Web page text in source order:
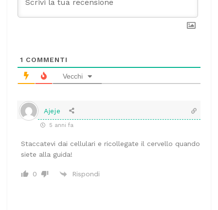
1 COMMENTI
Vecchi
Ajeje
5 anni fa
Staccatevi dai cellulari e ricollegate il cervello quando
siete alla guida!
0 Rispondi